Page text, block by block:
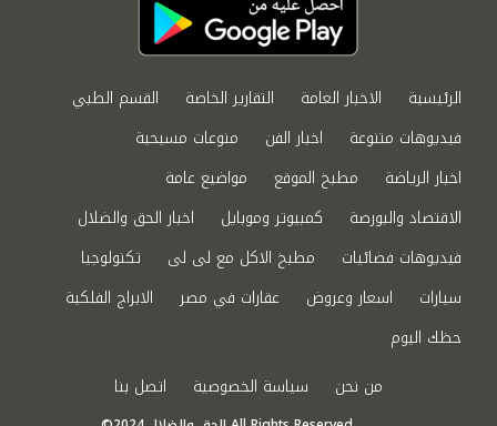
الرئيسية الاخبار العامة التقارير الخاصة
القسم الطبي
فيديوهات متنوعة
اخبار الفن
منوعات مسيحية
اخبار الرياضة
مطبخ الموقع
مواضيع عامة
الاقتصاد والبورصة
كمبيوتر وموبايل
اخبار الحق والضلال
فيديوهات فضائيات
مطبخ الاكل مع لى لى
تكنولوجيا
سيارات
اسعار وعروض عقارات في مصر
الابراج الفلكية
حظك اليوم
من نحن
سياسة الخصوصية اتصل بنا